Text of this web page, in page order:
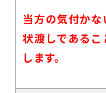
当方の気付か
状渡しである
します。